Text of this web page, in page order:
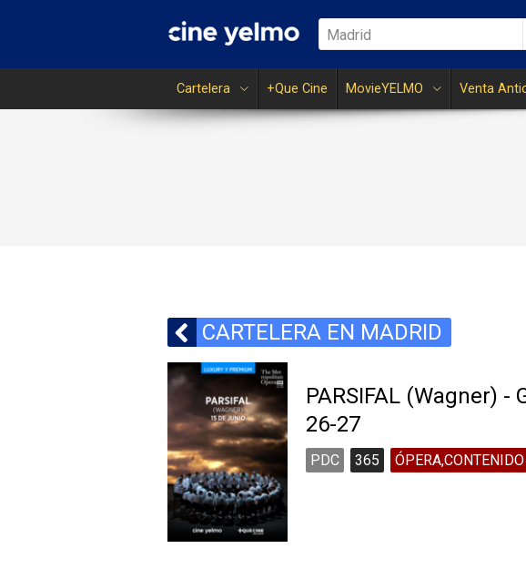
Madrid
Cartelera +Que Cine MovieYELMO Venta
CARTELERA EN MADRID
PARSIFAL (Wagner) -
26-27
PDC 365